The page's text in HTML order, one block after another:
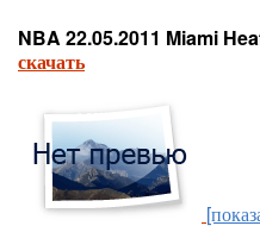
NBA 22.05.2011 Miami
скачать